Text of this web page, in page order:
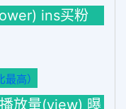
ins买粉
高）
放量(view) 曝